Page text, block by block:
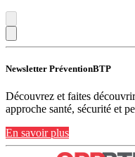
Newsletter PréventionBTP
Découvrez et faites
approche santé, sécurité et
En savoir plus